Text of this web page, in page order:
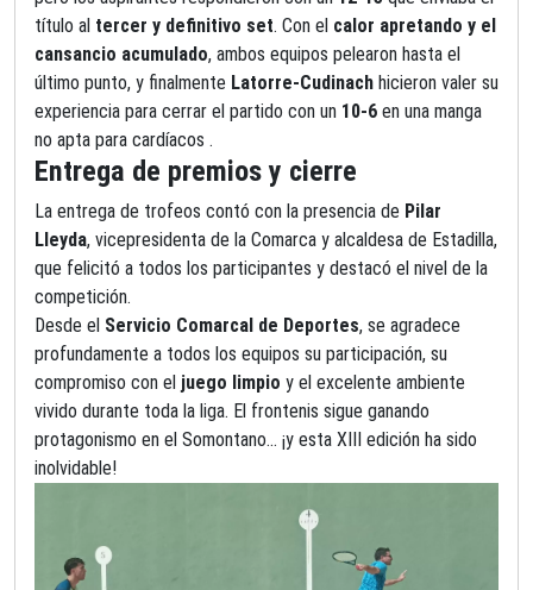
título al tercer y definitivo set. Con el calor apretando y el
cansancio acumulado, ambos equipos pelearon hasta el
último punto, y finalmente Latorre-Cudinach hicieron valer su
experiencia para cerrar el partido con un 10-6 en una manga
no apta para cardíacos .
Entrega de premios y cierre
La entrega de trofeos contó con la presencia de Pilar
Lleyda, vicepresidenta de la Comarca y alcaldesa de Estadilla,
que felicitó a todos los participantes y destacó el nivel de la
competición.
Desde el Servicio Comarcal de Deportes, se agradece
profundamente a todos los equipos su participación, su
compromiso con el juego limpio y el excelente ambiente
vivido durante toda la liga. El frontenis sigue ganando
protagonismo en el Somontano… ¡y esta XIII edición ha sido
inolvidable!